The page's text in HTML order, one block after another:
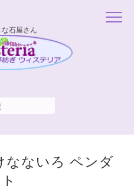
石屋さん
なないろ ペンダ